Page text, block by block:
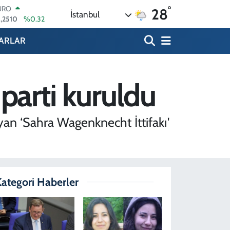
%0.38
ALTIN
%0.18
%0.32
İstanbul 28°
kuruldu
‘Sahra Wagenknecht İttifakı'
Haberler